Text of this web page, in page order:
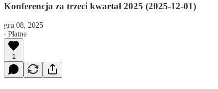
Konferencja za trzeci kwartał 2025 (2025-12-01)
gru 08, 2025
∙ Płatne
1